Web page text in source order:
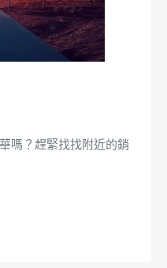
嗎？趕緊找找附近的銷